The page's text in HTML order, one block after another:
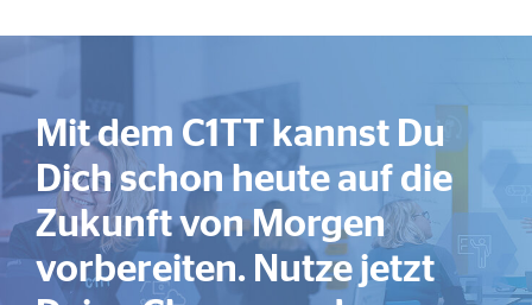
Mit dem C1TT kannst Du
Dich schon heute auf die
Zukunft von Morgen
vorbereiten. Nutze jetzt